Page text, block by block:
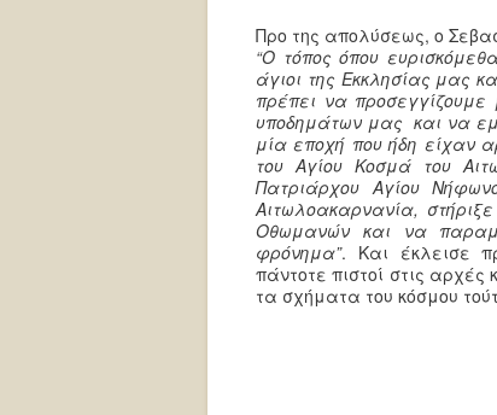
Προ της απολύσεως, ο
“Ο τόπος όπου
άγιοι της Εκκλησίας μας
πρέπει να
υποδημάτων μας και να
μία εποχή που ήδη είχαν
του Αγίου Κοσμά του
Πατριάρχου Αγίου
Αιτωλοακαρνανία,
Οθωμανών και να
φρόνημα”. Και έκλεισε
πάντοτε πιστοί στις
τα σχήματα του κόσμου